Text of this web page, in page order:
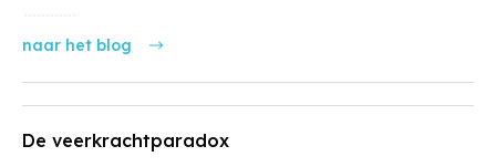
naar het blog
De veerkrachtparadox